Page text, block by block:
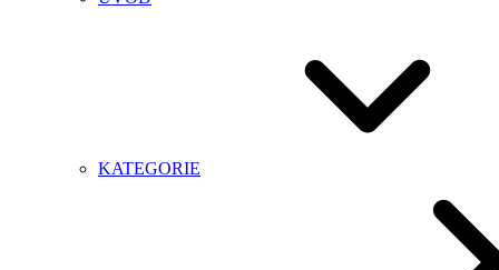
KATEGORIE